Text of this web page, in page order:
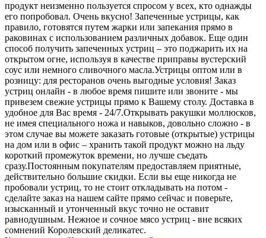
продукт неизменно пользуется спросом у всех, кто однажды
его попробовал. Очень вкусно! Запеченные устрицы, как
правило, готовятся путем жарки или запекания прямо в
раковинах с использованием различных добавок. Еще один
способ получить запеченных устриц – это поджарить их на
открытом огне, используя в качестве приправы вустерский
соус или немного сливочного масла.Устрицы оптом или в
розницу: для ресторанов очень выгодные условия! Заказ
устриц онлайн - в любое время пишите или звоните - мы
привезем свежие устрицы прямо к Вашему столу. Доставка в
удобное для Вас время - 24/7.Открывать ракушки моллюсков,
не имея специального ножа и навыков, довольно сложно - в
этом случае вы можете заказать готовые (открытые) устрицы
на дом или в офис – хранить такой продукт можно на льду
короткий промежуток времени, но лучше съедать
сразу.Постоянным покупателям предоставляем приятные,
действительно большие скидки. Если вы еще никогда не
пробовали устриц, то не стоит откладывать на потом -
сделайте заказ на нашем сайте прямо сейчас и поверьте,
изысканный и утонченный вкус точно не оставит
равнодушным. Нежное и сочное мясо устриц - вне всяких
сомнений Королевский деликатес.